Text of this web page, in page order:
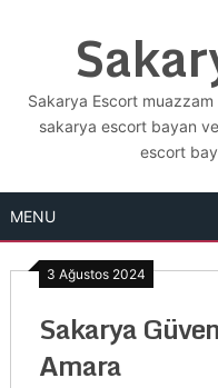
Sakarya Escort
sakarya escort bayan
escort
MENU
3 Ağustos 2024
Sakarya
Amara